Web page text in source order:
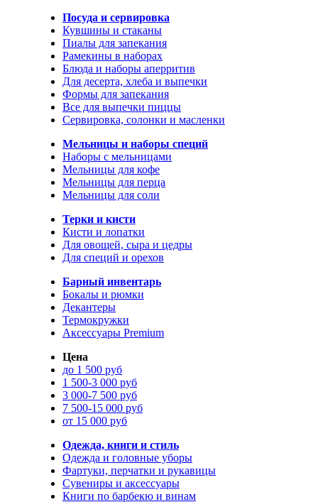
Посуда и сервировка
Кувшины и стаканы
Пиалы для запекания
Рамекины в наборах
Блюда и наборы аперритив
Для десерта, хлеба и выпечки
Формы для запекания
Все для выпечки пиццы
Сервировка, солонки и масленки
Мельницы и наборы специй
Наборы с мельницами
Мельницы для кофе
Мельницы для перца
Мельницы для соли
Терки и кисти
Кисти и лопатки
Для овощей, сыра и цедры
Для специй и орехов
Барный инвентарь
Бокалы и рюмки
Декантеры
Термокружки
Аксессуары Premium
Цена
до 1 500 руб
1 500-3 000 руб
3 000-7 500 руб
7 500-15 000 руб
от 15 000 руб
Одежда, книги и стиль
Одежда и головные уборы
Фартуки, перчатки и рукавицы
Сувениры и аксессуары
Книги по барбекю и винам